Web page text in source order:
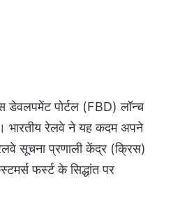
डेवलपमेंट पोर्टल (FBD) लॉन्च
। भारतीय रेलवे ने यह कदम अपने
सूचना प्रणाली केंद्र (क्रिस)
फर्स्ट के सिद्धांत पर